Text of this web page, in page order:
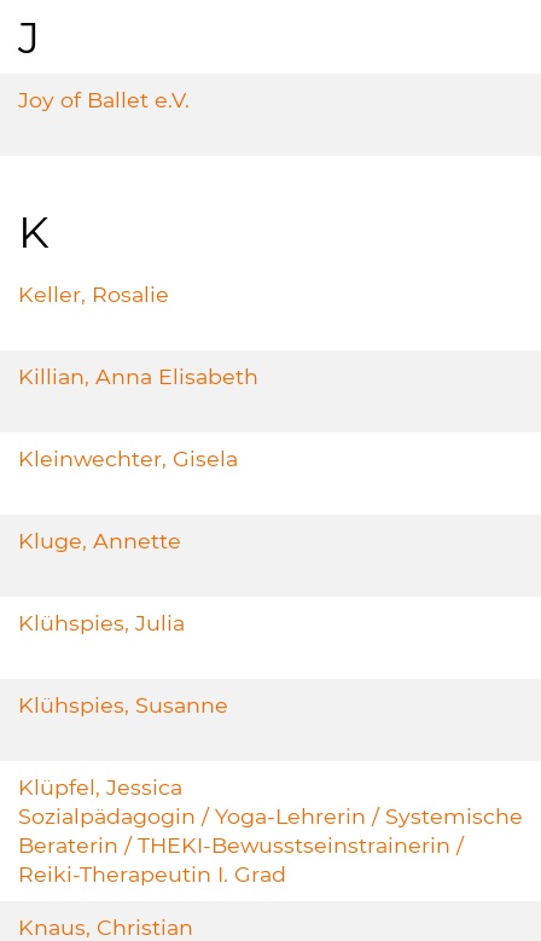
J
Joy of Ballet e.V.
K
Keller, Rosalie
Killian, Anna Elisabeth
Kleinwechter, Gisela
Kluge, Annette
Klühspies, Julia
Klühspies, Susanne
Klüpfel, Jessica
Sozialpädagogin / Yoga-Lehrerin / Systemische
Beraterin / THEKI-Bewusstseinstrainerin /
Reiki-Therapeutin I. Grad
Knaus, Christian